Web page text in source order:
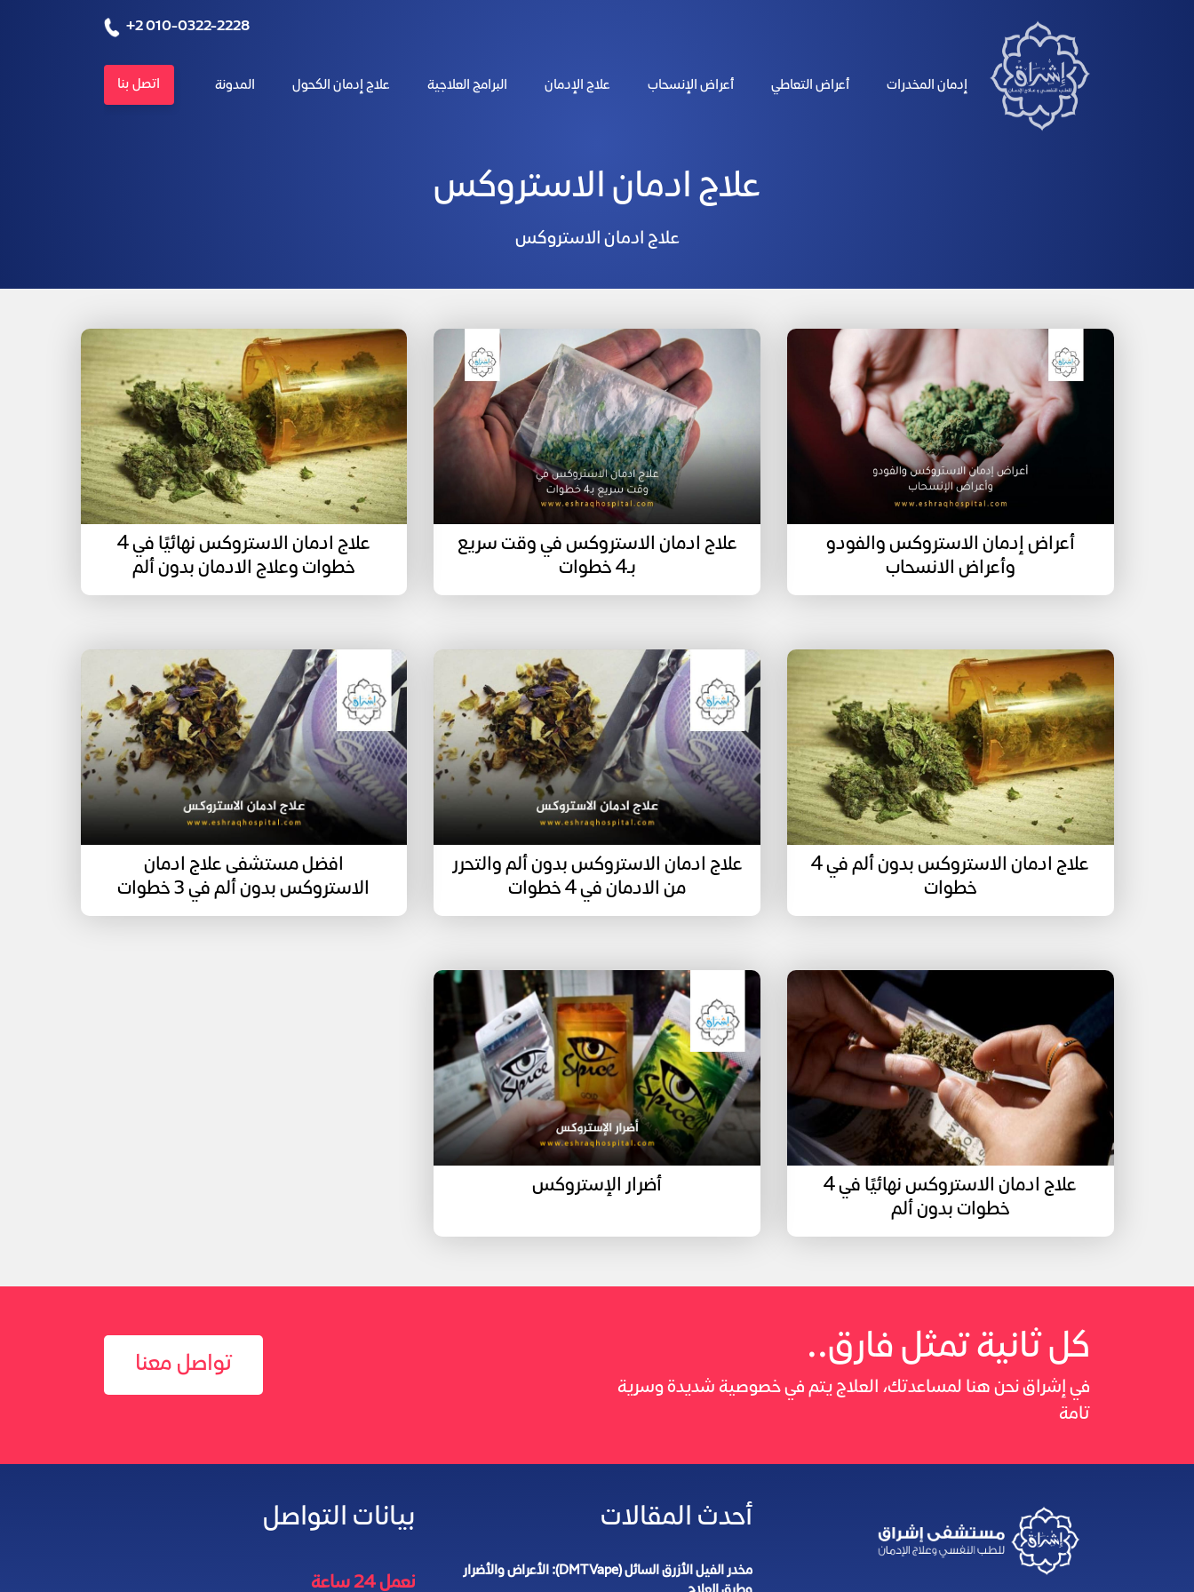
+2 010-0322-2228
الرئيسية إدمان المخدرات أعراض التعاطي أعراض الإنسحاب علاج الإدمان البرامج العلاجية علاج إدمان الكحول المدونة اتصل بنا
علاج ادمان الاستروكس
علاج ادمان الاستروكس
أعراض إدمان الاستروكس والفودو
وأعراض الانسحاب
علاج ادمان الاستروكس في وقت سريع
بـ4 خطوات
علاج ادمان الاستروكس نهائيًا في 4
خطوات وعلاج الادمان بدون ألم
علاج ادمان الاستروكس بدون ألم في 4
خطوات
علاج ادمان الاستروكس بدون ألم والتحرر
من الادمان في 4 خطوات
افضل مستشفى علاج ادمان
الاستروكس بدون ألم في 3 خطوات
علاج ادمان الاستروكس نهائيًا في 4
خطوات بدون ألم
أضرار الإستروكس
كل ثانية تمثل فارق..
في إشراق نحن هنا لمساعدتك، العلاج يتم في خصوصية شديدة وسرية
تامة
تواصل معنا
أحدث المقالات
مخدر الفيل الأزرق السائل (DMT Vape): الأعراض والأضرار
بيانات التواصل
نعمل 24 ساعة